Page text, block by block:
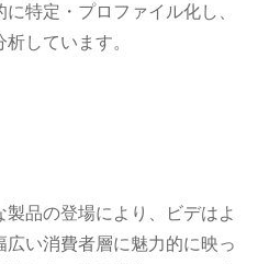
特定・プロファイル化し、
しています。
品の登場により、ビデはよ
い消費者層に魅力的に映っ